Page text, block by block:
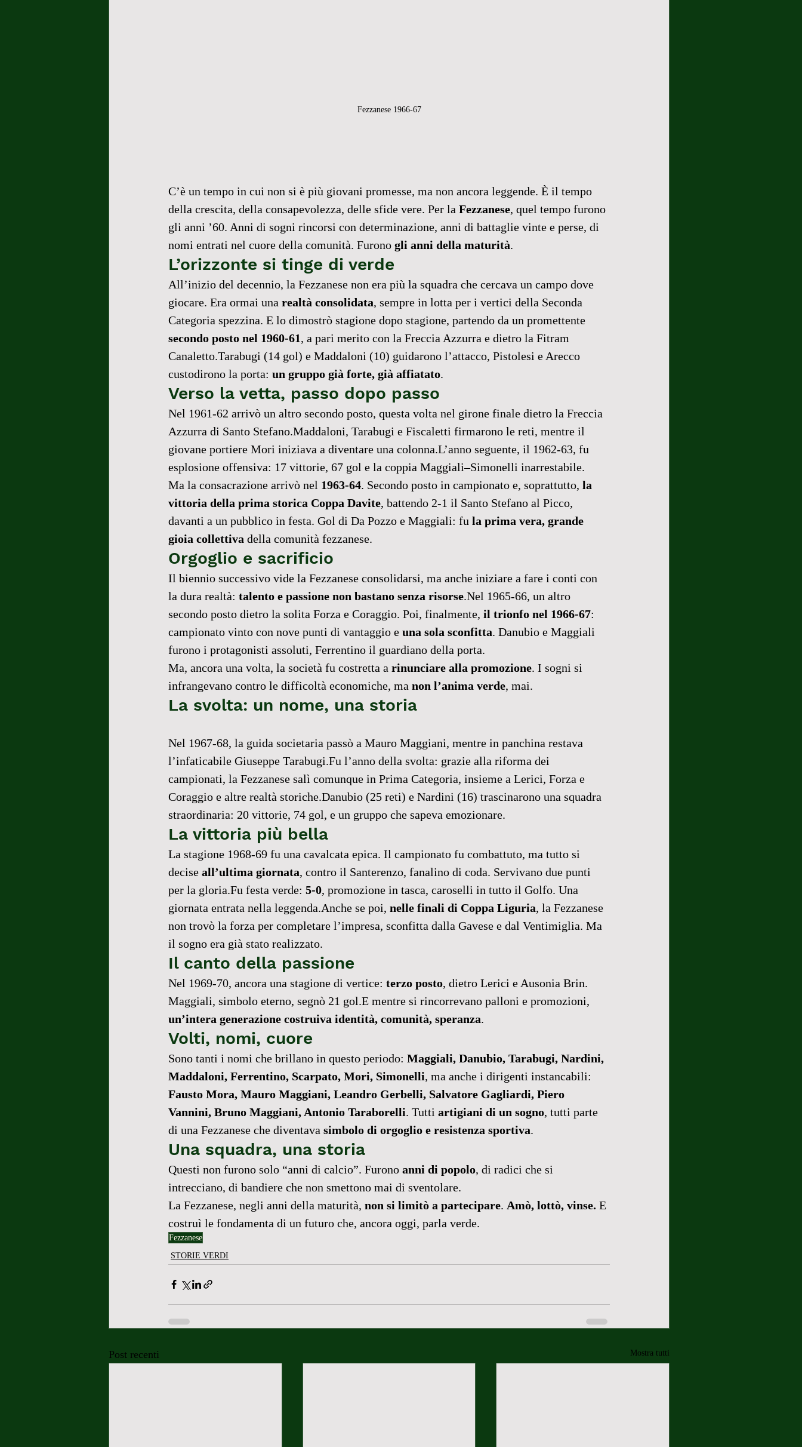
Fezzanese 1966-67
C’è un tempo in cui non si è più giovani promesse, ma non ancora leggende. È il tempo
della crescita, della consapevolezza, delle sfide vere. Per la Fezzanese, quel tempo furono
gli anni ’60. Anni di sogni rincorsi con determinazione, anni di battaglie vinte e perse, di
nomi entrati nel cuore della comunità. Furono gli anni della maturità.
L’orizzonte si tinge di verde
All’inizio del decennio, la Fezzanese non era più la squadra che cercava un campo dove
giocare. Era ormai una realtà consolidata, sempre in lotta per i vertici della Seconda
Categoria spezzina. E lo dimostrò stagione dopo stagione, partendo da un promettente
secondo posto nel 1960-61, a pari merito con la Freccia Azzurra e dietro la Fitram
Canaletto.Tarabugi (14 gol) e Maddaloni (10) guidarono l’attacco, Pistolesi e Arecco
custodirono la porta: un gruppo già forte, già affiatato.
Verso la vetta, passo dopo passo
Nel 1961-62 arrivò un altro secondo posto, questa volta nel girone finale dietro la Freccia
Azzurra di Santo Stefano.Maddaloni, Tarabugi e Fiscaletti firmarono le reti, mentre il
giovane portiere Mori iniziava a diventare una colonna.L’anno seguente, il 1962-63, fu
esplosione offensiva: 17 vittorie, 67 gol e la coppia Maggiali–Simonelli inarrestabile.
Ma la consacrazione arrivò nel 1963-64. Secondo posto in campionato e, soprattutto, la
vittoria della prima storica Coppa Davite, battendo 2-1 il Santo Stefano al Picco,
davanti a un pubblico in festa. Gol di Da Pozzo e Maggiali: fu la prima vera, grande
gioia collettiva della comunità fezzanese.
Orgoglio e sacrificio
Il biennio successivo vide la Fezzanese consolidarsi, ma anche iniziare a fare i conti con
la dura realtà: talento e passione non bastano senza risorse.Nel 1965-66, un altro
secondo posto dietro la solita Forza e Coraggio. Poi, finalmente, il trionfo nel 1966-67:
campionato vinto con nove punti di vantaggio e una sola sconfitta. Danubio e Maggiali
furono i protagonisti assoluti, Ferrentino il guardiano della porta.
Ma, ancora una volta, la società fu costretta a rinunciare alla promozione. I sogni si
infrangevano contro le difficoltà economiche, ma non l’anima verde, mai.
La svolta: un nome, una storia
Nel 1967-68, la guida societaria passò a Mauro Maggiani, mentre in panchina restava
l’infaticabile Giuseppe Tarabugi.Fu l’anno della svolta: grazie alla riforma dei
campionati, la Fezzanese salì comunque in Prima Categoria, insieme a Lerici, Forza e
Coraggio e altre realtà storiche.Danubio (25 reti) e Nardini (16) trascinarono una squadra
straordinaria: 20 vittorie, 74 gol, e un gruppo che sapeva emozionare.
La vittoria più bella
La stagione 1968-69 fu una cavalcata epica. Il campionato fu combattuto, ma tutto si
decise all’ultima giornata, contro il Santerenzo, fanalino di coda. Servivano due punti
per la gloria.Fu festa verde: 5-0, promozione in tasca, caroselli in tutto il Golfo. Una
giornata entrata nella leggenda.Anche se poi, nelle finali di Coppa Liguria, la Fezzanese
non trovò la forza per completare l’impresa, sconfitta dalla Gavese e dal Ventimiglia. Ma
il sogno era già stato realizzato.
Il canto della passione
Nel 1969-70, ancora una stagione di vertice: terzo posto, dietro Lerici e Ausonia Brin.
Maggiali, simbolo eterno, segnò 21 gol.E mentre si rincorrevano palloni e promozioni,
un’intera generazione costruiva identità, comunità, speranza.
Volti, nomi, cuore
Sono tanti i nomi che brillano in questo periodo: Maggiali, Danubio, Tarabugi, Nardini,
Maddaloni, Ferrentino, Scarpato, Mori, Simonelli, ma anche i dirigenti instancabili:
Fausto Mora, Mauro Maggiani, Leandro Gerbelli, Salvatore Gagliardi, Piero
Vannini, Bruno Maggiani, Antonio Taraborelli. Tutti artigiani di un sogno, tutti parte
di una Fezzanese che diventava simbolo di orgoglio e resistenza sportiva.
Una squadra, una storia
Questi non furono solo “anni di calcio”. Furono anni di popolo, di radici che si
intrecciano, di bandiere che non smettono mai di sventolare.
La Fezzanese, negli anni della maturità, non si limitò a partecipare. Amò, lottò, vinse. E
costruì le fondamenta di un futuro che, ancora oggi, parla verde.
Fezzanese
STORIE VERDI
Post recenti Mostra tutti